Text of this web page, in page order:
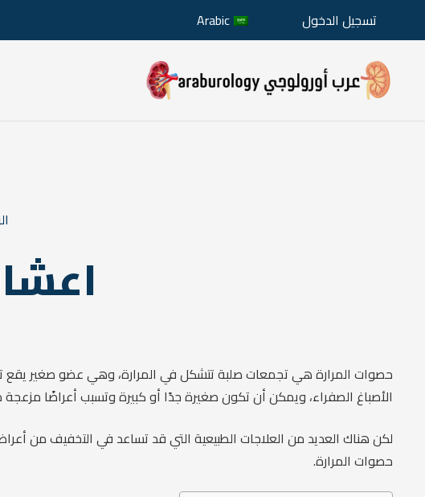
تسجيل الدخول Arabic
حصوات المرارة هي تجمعات صلبة تتشكل في المرارة، وهي عضو صغير يقع
الأصباغ الصفراء، ويمكن أن تكون صغيرة جدًا أو كبيرة وتسبب أعراضًا مزعجة
لكن هناك العديد من العلاجات الطبيعية التي قد تساعد في التخفيف من
حصوات المرارة.